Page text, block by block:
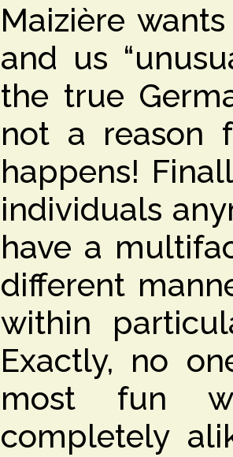
Maizière
and us
the true
not a reason
happens!
individuals
have a
different
within
Exactly, no
most fun
completely